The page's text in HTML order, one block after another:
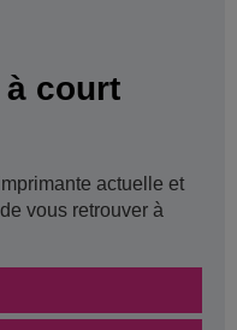
à court
actuelle et
vous retrouver à